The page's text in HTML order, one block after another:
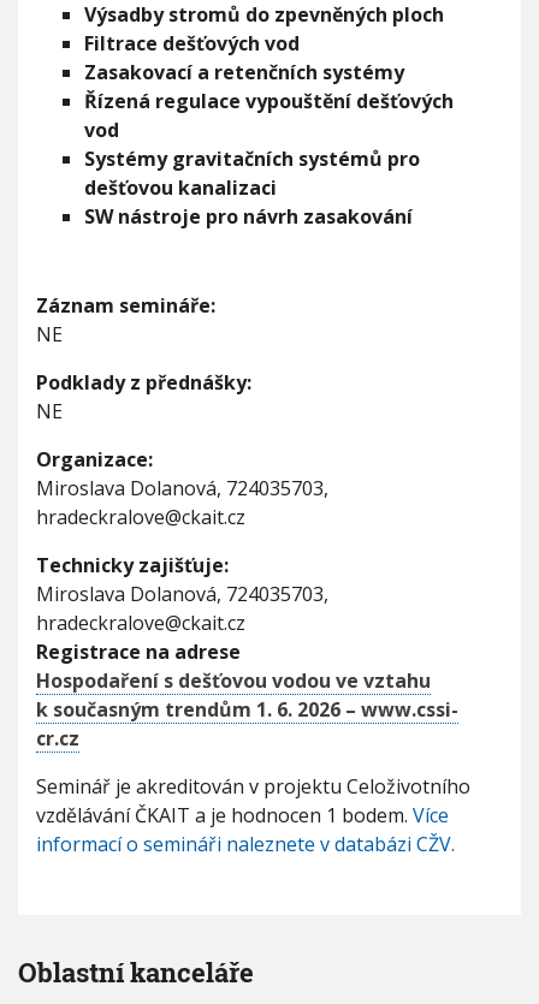
Výsadby stromů do zpevněných ploch
Filtrace dešťových vod
Zasakovací a retenčních systémy
Řízená regulace vypouštění dešťových
vod
Systémy gravitačních systémů pro
dešťovou kanalizaci
SW nástroje pro návrh zasakování
Záznam semináře:
NE
Podklady z přednášky:
NE
Organizace:
Miroslava Dolanová, 724035703,
hradeckralove@ckait.cz
Technicky zajišťuje:
Miroslava Dolanová, 724035703,
hradeckralove@ckait.cz
Registrace na adrese
Hospodaření s dešťovou vodou ve vztahu
k současným trendům 1. 6. 2026 – www.cssi-
cr.cz
Seminář je akreditován v projektu Celoživotního
vzdělávání ČKAIT a je hodnocen 1 bodem. Více
informací o semináři naleznete v databázi CŽV.
Oblastní kanceláře